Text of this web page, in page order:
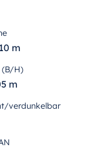
m
(B/H)
m
verdunkelbar